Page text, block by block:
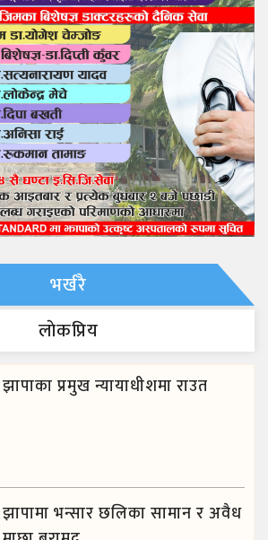
भर्खरै
लाेकप्रिय
झापाका प्रमुख न्यायाधीशमा राउत
झापामा भन्सार छलिका सामान र अवैध